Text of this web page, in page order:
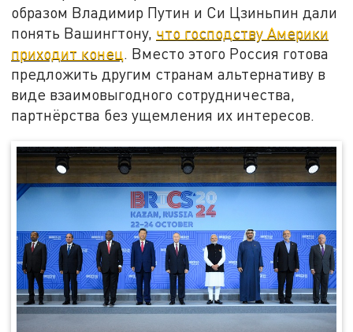
образом Владимир Путин и Си Цзиньпин дали
понять Вашингтону, что господству Америки
приходит конец. Вместо этого Россия готова
предложить другим странам альтернативу в
виде взаимовыгодного сотрудничества,
партнёрства без ущемления их интересов.